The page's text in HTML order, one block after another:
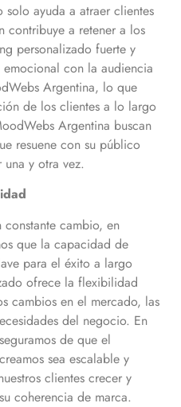
ayuda a atraer clientes
contribuye a retener a los
personalizado fuerte y
con la audiencia
Argentina, lo que
de los clientes a lo largo
Argentina buscan
resuene con su público
y otra vez.
constante cambio, en
que la capacidad de
para el éxito a largo
ofrece la flexibilidad
cambios en el mercado, las
del negocio. En
de que el
sea escalable y
clientes crecer y
coherencia de marca.